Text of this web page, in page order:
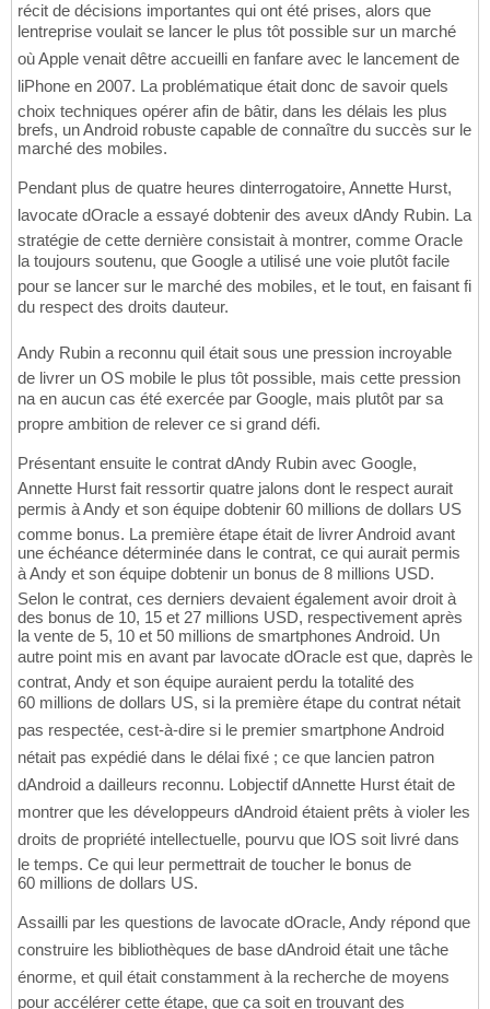
récit de décisions importantes qui ont été prises, alors que
lentreprise voulait se lancer le plus tôt possible sur un marché
où Apple venait dêtre accueilli en fanfare avec le lancement de
liPhone en 2007. La problématique était donc de savoir quels
choix techniques opérer afin de bâtir, dans les délais les plus
brefs, un Android robuste capable de connaître du succès sur le
marché des mobiles.
Pendant plus de quatre heures dinterrogatoire, Annette Hurst,
lavocate dOracle a essayé dobtenir des aveux dAndy Rubin. La
stratégie de cette dernière consistait à montrer, comme Oracle
la toujours soutenu, que Google a utilisé une voie plutôt facile
pour se lancer sur le marché des mobiles, et le tout, en faisant fi
du respect des droits dauteur.
Andy Rubin a reconnu quil était sous une pression incroyable
de livrer un OS mobile le plus tôt possible, mais cette pression
na en aucun cas été exercée par Google, mais plutôt par sa
propre ambition de relever ce si grand défi.
Présentant ensuite le contrat dAndy Rubin avec Google,
Annette Hurst fait ressortir quatre jalons dont le respect aurait
permis à Andy et son équipe dobtenir 60 millions de dollars US
comme bonus. La première étape était de livrer Android avant
une échéance déterminée dans le contrat, ce qui aurait permis
à Andy et son équipe dobtenir un bonus de 8 millions USD.
Selon le contrat, ces derniers devaient également avoir droit à
des bonus de 10, 15 et 27 millions USD, respectivement après
la vente de 5, 10 et 50 millions de smartphones Android. Un
autre point mis en avant par lavocate dOracle est que, daprès le
contrat, Andy et son équipe auraient perdu la totalité des
60 millions de dollars US, si la première étape du contrat nétait
pas respectée, cest-à-dire si le premier smartphone Android
nétait pas expédié dans le délai fixé ; ce que lancien patron
dAndroid a dailleurs reconnu. Lobjectif dAnnette Hurst était de
montrer que les développeurs dAndroid étaient prêts à violer les
droits de propriété intellectuelle, pourvu que lOS soit livré dans
le temps. Ce qui leur permettrait de toucher le bonus de
60 millions de dollars US.
Assailli par les questions de lavocate dOracle, Andy répond que
construire les bibliothèques de base dAndroid était une tâche
énorme, et quil était constamment à la recherche de moyens
pour accélérer cette étape, que ça soit en trouvant des